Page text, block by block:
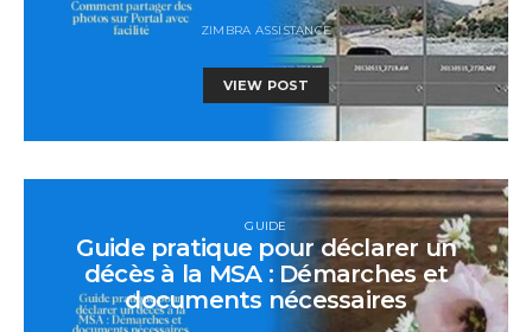
ZIMBRA ASSISTANCE
VIEW POST
GUIDE
Guide pratique pour déclarer un
décès à la MSA : Démarches et
documents nécessaires